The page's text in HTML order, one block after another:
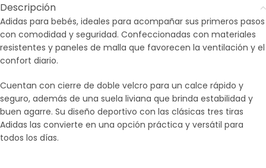
Descripción
Adidas para bebés, ideales para acompañar sus primeros pasos
con comodidad y seguridad. Confeccionadas con materiales
resistentes y paneles de malla que favorecen la ventilación y el
confort diario.
Cuentan con cierre de doble velcro para un calce rápido y
seguro, además de una suela liviana que brinda estabilidad y
buen agarre. Su diseño deportivo con las clásicas tres tiras
Adidas las convierte en una opción práctica y versátil para
todos los días.